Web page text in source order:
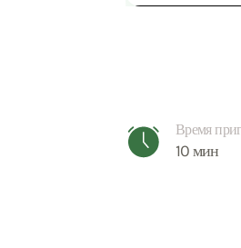
Время
10 мин